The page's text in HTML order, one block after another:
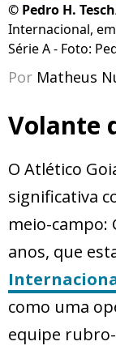
© Pedro H.
Internacional,
Série A - Foto:
Por Matheus
Volante
O Atlético
significativa
meio-campo:
anos, que
como uma
equipe